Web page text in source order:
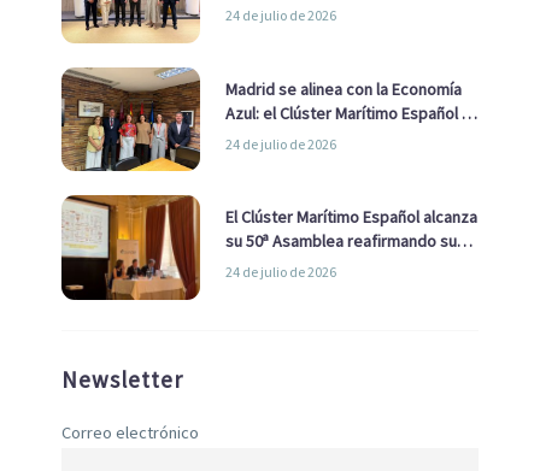
impulsar una estrategia Nacional
24 de julio de 2026
Madrid se alinea con la Economía
Azul: el Clúster Marítimo Español y
la Real Liga Naval avanzan alianzas
24 de julio de 2026
El Clúster Marítimo Español alcanza
su 50ª Asamblea reafirmando su
liderazgo en la Economía Azul
24 de julio de 2026
Newsletter
Correo electrónico